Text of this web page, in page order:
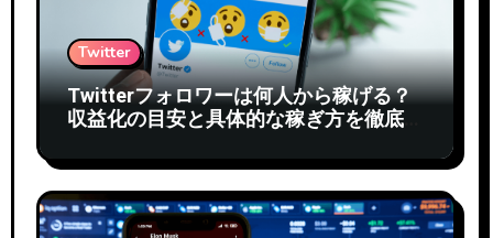
Twitter
Twitterフォロワーは何人から稼げる？
収益化の目安と具体的な稼ぎ方を徹底解